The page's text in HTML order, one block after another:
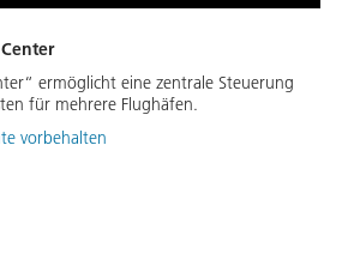
ermöglicht eine zentrale Steuerung
für mehrere Flughäfen.
vorbehalten